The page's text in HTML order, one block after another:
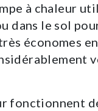
à chaleur
dans le sol
économes
fonctionnent